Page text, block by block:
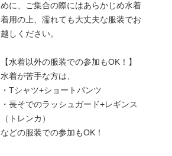
めに、ご集合の際にはあらかじめ水着
着用の上、濡れても大丈夫な服装でお
越しください。
【水着以外の服装での参加もOK！】
水着が苦手な方は、
・Tシャツ+ショートパンツ
・長そでのラッシュガード+レギンス
（トレンカ）
などの服装での参加もOK！